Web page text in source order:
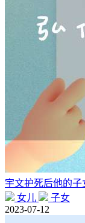
宇文护死后他的
女儿
子女
2023-07-12